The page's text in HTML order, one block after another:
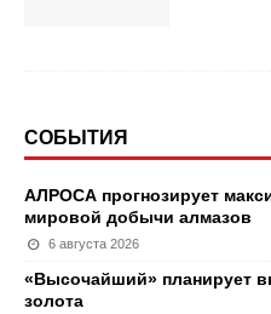
СОБЫТИЯ
АЛРОСА прогнозирует
мировой добычи алмазов
6 августа 2026
«Высочайший» планирует
золота